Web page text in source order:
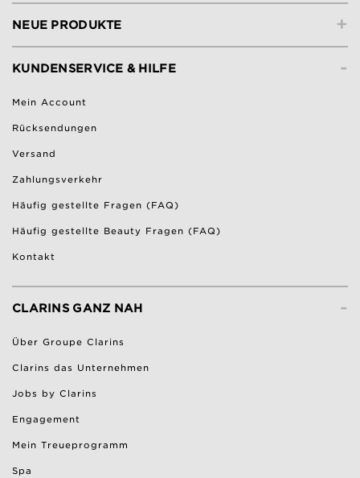
+
NEUE PRODUKTE
-
KUNDENSERVICE & HILFE
Mein Account
Rücksendungen
Versand
Zahlungsverkehr
Häufig gestellte Fragen (FAQ)
Häufig gestellte Beauty Fragen (FAQ)
Kontakt
-
CLARINS GANZ NAH
Über Groupe Clarins
Clarins das Unternehmen
Jobs by Clarins
Engagement
Mein Treueprogramm
Spa